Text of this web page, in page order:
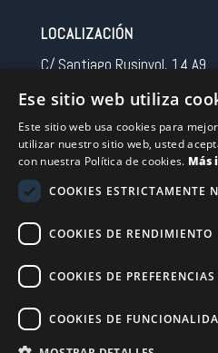
LOCALIZACIÓN
C/ Santiago Rusinyol, 14 A9
Spain
CONTACTO
Tel 0034 93 713 37 30
sermovil@sertronic.es
Acceso intranet para
Ese sitio web utiliza
Este sitio web usa cookies para
utilizar nuestro sitio web, usted
con nuestra Política de cookies. Más
COOKIES ESTRICTAMENTE
COOKIES DE RENDIMIENTO
COOKIES DE PREFERENCIAS
COOKIES DE